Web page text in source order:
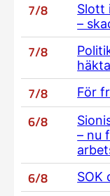
7/8
Slott
–
7/8
7/8 För
6/8
– nu
6/8 SOK